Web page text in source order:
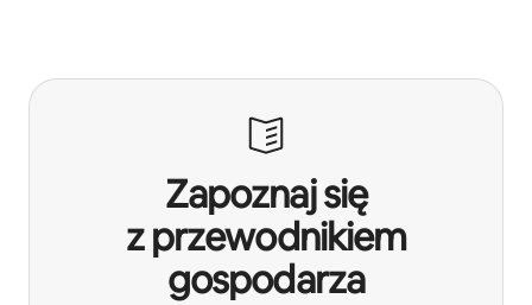
Zapoznaj się
z przewodnikiem
gospodarza